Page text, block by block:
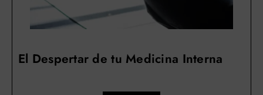
El Despertar de tu Medicina Interna